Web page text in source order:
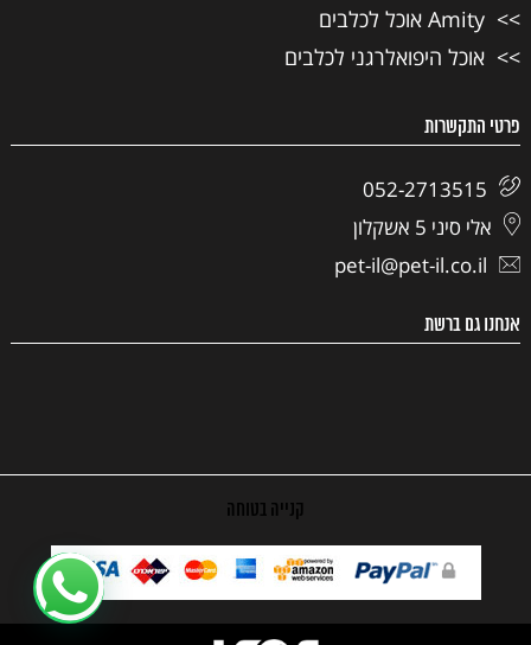
Amity אוכל לכלבים
אוכל היפואלרגני לכלבים
פרטי התקשרות
052-2713515
אלי סיני 5 אשקלון
pet-il@pet-il.co.il
אנחנו גם ברשת
קנייה בטוחה